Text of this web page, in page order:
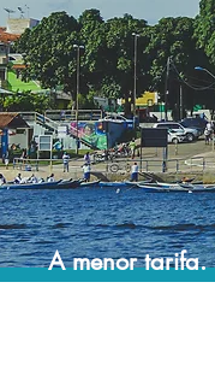
A menor tarifa.